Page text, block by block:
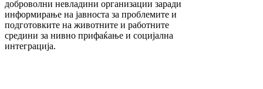
доброволни невладини организации заради
информирање на јавноста за проблемите и
подготовките на животните и работните
средини за нивно прифаќање и социјална
интеграција.